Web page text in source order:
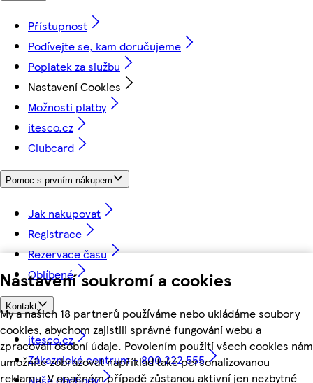
Nastavení soukromí a cookies
My a našich 18 partnerů používáme nebo ukládáme soubory
cookies, abychom zajistili správné fungování webu a
zpracovali osobní údaje. Povolením použití všech cookies nám
umožníte zobrazovat například také personalizovanou
reklamu. V opačném případě zůstanou aktivní jen nezbytné
Přístupnost
Podívejte se, kam doručujeme
Poplatek za službu
Nastavení Cookies
Možnosti platby
itesco.cz
Clubcard
Pomoc s prvním nákupem
Jak nakupovat
Registrace
Rezervace času
Oblíbené
Kontakt
itesco.cz
Zákaznické centrum - 800 222 555